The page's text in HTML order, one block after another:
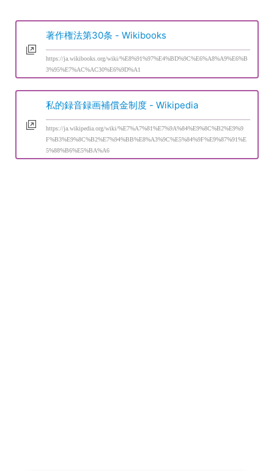
著作権法第30条 - Wikibooks
https://ja.wikibooks.org/wiki/%E8%91%97%E4%BD%9C%E6%A8%A9%E6%B
3%95%E7%AC%AC30%E6%9D%A1
私的録音録画補償金制度 - Wikipedia
https://ja.wikipedia.org/wiki/%E7%A7%81%E7%9A%84%E9%8C%B2%E9%9
F%B3%E9%8C%B2%E7%94%BB%E8%A3%9C%E5%84%9F%E9%87%91%E
5%88%B6%E5%BA%A6